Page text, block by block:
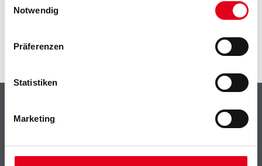
Notwendig
Präferenzen
Statistiken
Marketing
SPEZIFIKATIONEN
Farbe
Trockenbau